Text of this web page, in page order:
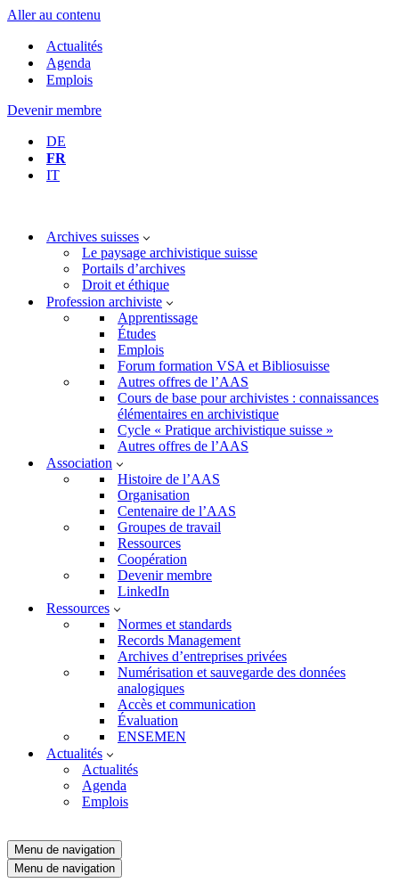
Aller au contenu
Actualités
Agenda
Emplois
Devenir membre
DE
FR
IT
Archives suisses
Le paysage archivistique suisse
Portails d’archives
Droit et éthique
Profession archiviste
Apprentissage
Études
Emplois
Forum formation VSA et Bibliosuisse
Autres offres de l’AAS
Cours de base pour archivistes : connaissances
élémentaires en archivistique
Cycle « Pratique archivistique suisse »
Autres offres de l’AAS
Association
Histoire de l’AAS
Organisation
Centenaire de l’AAS
Groupes de travail
Ressources
Coopération
Devenir membre
LinkedIn
Ressources
Normes et standards
Records Management
Archives d’entreprises privées
Numérisation et sauvegarde des données
analogiques
Accès et communication
Évaluation
ENSEMEN
Actualités
Actualités
Agenda
Emplois
Menu de navigation
Menu de navigation